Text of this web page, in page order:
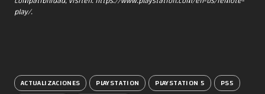
play/.
ACTUALIZACIONES PLAYSTATION PLAYSTATION 5
PS5